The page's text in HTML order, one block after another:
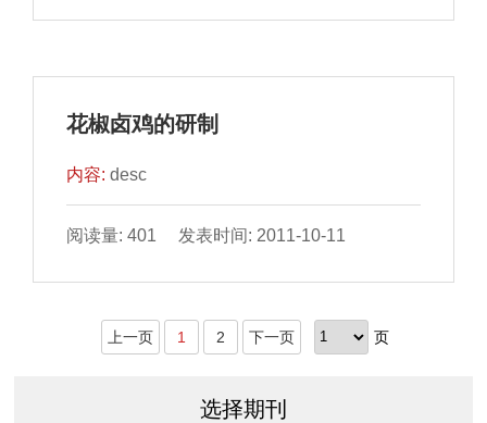
花椒卤鸡的研制
内容:desc
阅读量: 401 发表时间: 2011-10-11
上一页 1 2 下一页 页
选择期刊